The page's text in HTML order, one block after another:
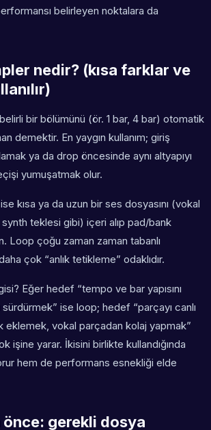
belirleyen noktalara da
nedir? (kısa farklar ve
bir bölümünü (ör. 1 bar, 4 bar) otomatik
demektir. En yaygın kullanım; giriş
ya da drop öncesinde aynı altyapıyı
yumuşatmak olur.
kısa ya da uzun bir ses dosyasını (vokal
teklesi gibi) içeri alıp pad/bank
Loop çoğu zaman zaman tabanlı
çok “anlık tetikleme” odaklıdır.
Eğer hedef “tempo ve bar yapısını
sürdürmek” ise loop; hedef “parçayı canlı
eklemek, vokal parçadan kolaj yapmak”
işine yarar. İkisini birlikte kullandığında
hem de performans esnekliği elde
önce: gerekli dosya